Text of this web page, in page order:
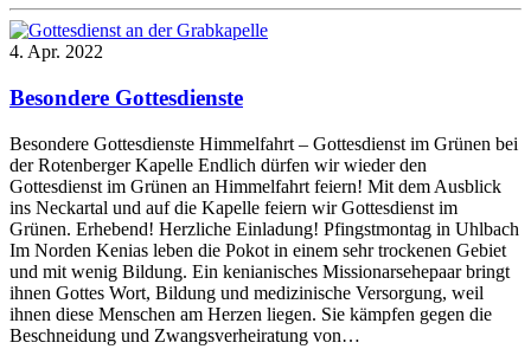
4. Apr. 2022
Besondere Gottesdienste
Besondere Gottesdienste Himmelfahrt – Gottesdienst im Grünen bei
der Rotenberger Kapelle Endlich dürfen wir wieder den
Gottesdienst im Grünen an Himmelfahrt feiern! Mit dem Ausblick
ins Neckartal und auf die Kapelle feiern wir Gottesdienst im
Grünen. Erhebend! Herzliche Einladung! Pfingstmontag in Uhlbach
Im Norden Kenias leben die Pokot in einem sehr trockenen Gebiet
und mit wenig Bildung. Ein kenianisches Missionarsehepaar bringt
ihnen Gottes Wort, Bildung und medizinische Versorgung, weil
ihnen diese Menschen am Herzen liegen. Sie kämpfen gegen die
Beschneidung und Zwangsverheiratung von…